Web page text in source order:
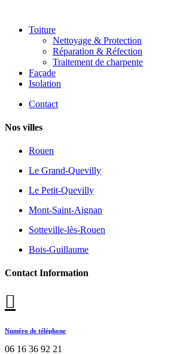
Toiture
Nettoyage & Protection
Réparation & Réfection
Traitement de charpente
Façade
Isolation
Contact
Nos villes
Rouen
Le Grand-Quevilly
Le Petit-Quevilly
Mont-Saint-Aignan
Sotteville-lès-Rouen
Bois-Guillaume
Contact Information
Numéro de téléphone
06 16 36 92 21